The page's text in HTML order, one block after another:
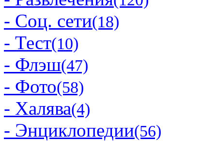
- Соц. сети(18)
- Тест(10)
- Флэш(47)
- Фото(58)
- Халява(4)
- Энциклопедии(56)